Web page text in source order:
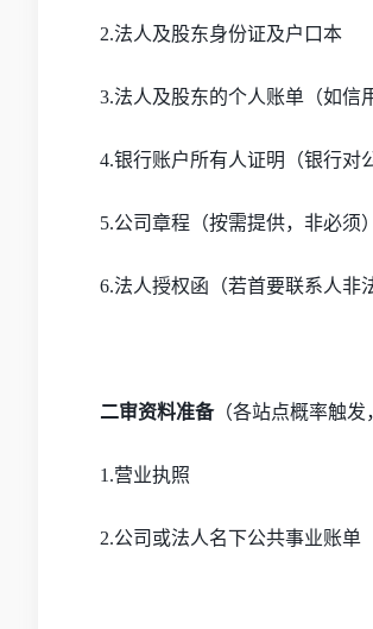
2.法人及股东身份证及户口本
3.法人及股东的个人账单（如信
4.银行账户所有人证明（银行对
5.公司章程（按需提供，非必须）
6.法人授权函（若首要联系人非
二审资料准备（各站点概率触发
1.营业执照
2.公司或法人名下公共事业账单